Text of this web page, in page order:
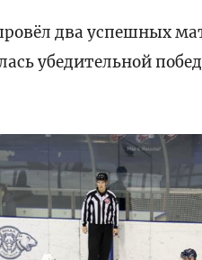
два успешных
убедительной